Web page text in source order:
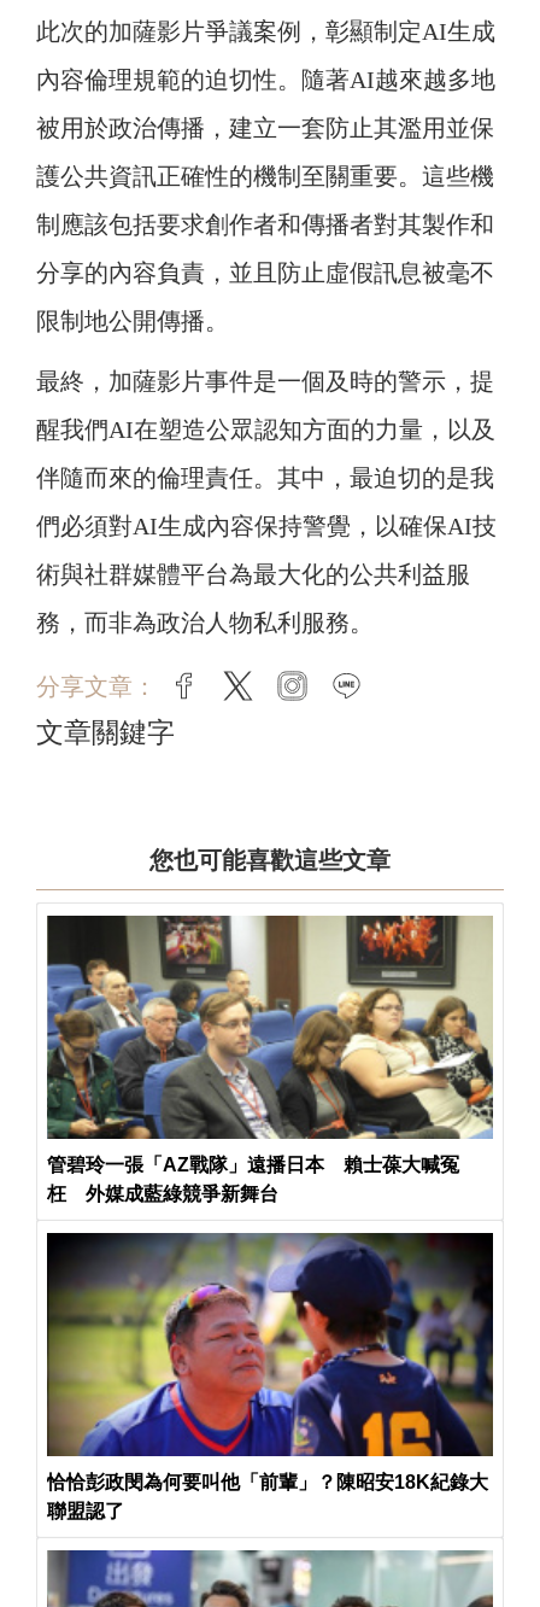
此次的加薩影片爭議案例，彰顯制定AI生成
內容倫理規範的迫切性。隨著AI越來越多地
被用於政治傳播，建立一套防止其濫用並保
護公共資訊正確性的機制至關重要。這些機
制應該包括要求創作者和傳播者對其製作和
分享的內容負責，並且防止虛假訊息被毫不
限制地公開傳播。
最終，加薩影片事件是一個及時的警示，提
醒我們AI在塑造公眾認知方面的力量，以及
伴隨而來的倫理責任。其中，最迫切的是我
們必須對AI生成內容保持警覺，以確保AI技
術與社群媒體平台為最大化的公共利益服
務，而非為政治人物私利服務。
分享文章： facebook
twitter instagram
文章關鍵字
您也可能喜歡這些文章
管碧玲一張「AZ戰隊」遠播日本 賴士葆大喊冤
枉 外媒成藍綠競爭新舞台
恰恰彭政閔為何要叫他「前輩」？陳昭安18K紀錄大
聯盟認了